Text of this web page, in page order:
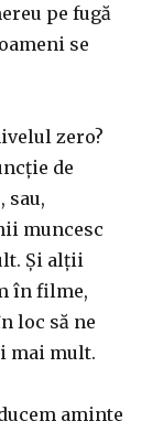
pe fugă
se
zero?
de
sau,
muncesc
Și alții
în filme,
loc să ne
mai mult.
aminte